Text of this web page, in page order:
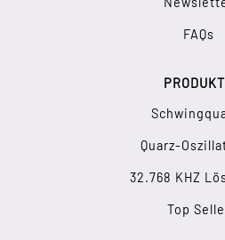
FAQs
Quarz-
32.768 KHZ
Top